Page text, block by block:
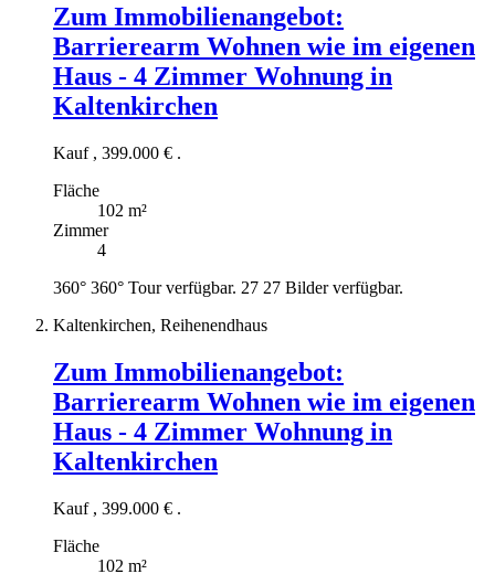
Zum Immobilienangebot:
Barrierearm Wohnen wie im eigenen
Haus - 4 Zimmer Wohnung in
Kaltenkirchen
Kauf , 399.000 € .
Fläche
102 m²
Zimmer
4
360° 360° Tour verfügbar. 27 27 Bilder verfügbar.
Kaltenkirchen, Reihenendhaus
Zum Immobilienangebot:
Barrierearm Wohnen wie im eigenen
Haus - 4 Zimmer Wohnung in
Kaltenkirchen
Kauf , 399.000 € .
Fläche
102 m²